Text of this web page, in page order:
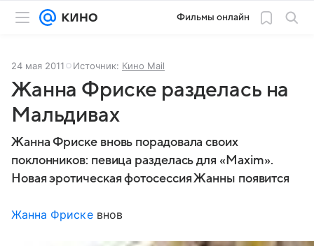
Фильмы онлайн
24 мая 2011 Источник: Кино Mail
Жанна Фриске разделась на
Мальдивах
Жанна Фриске вновь порадовала своих
поклонников: певица разделась для «Maxim».
Новая эротическая фотосессия Жанны появится
Жанна Фрискевнов